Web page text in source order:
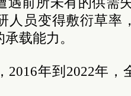
人员变得敷衍草率
载能力。
2016年到2022年，